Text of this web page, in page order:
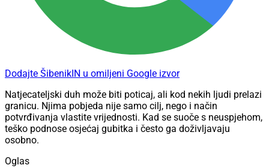
Dodajte ŠibenikIN u omiljeni Google izvor
Natjecateljski duh može biti poticaj, ali kod nekih ljudi prelazi
granicu. Njima pobjeda nije samo cilj, nego i način
potvrđivanja vlastite vrijednosti. Kad se suoče s neuspjehom,
teško podnose osjećaj gubitka i često ga doživljavaju
osobno.
Oglas